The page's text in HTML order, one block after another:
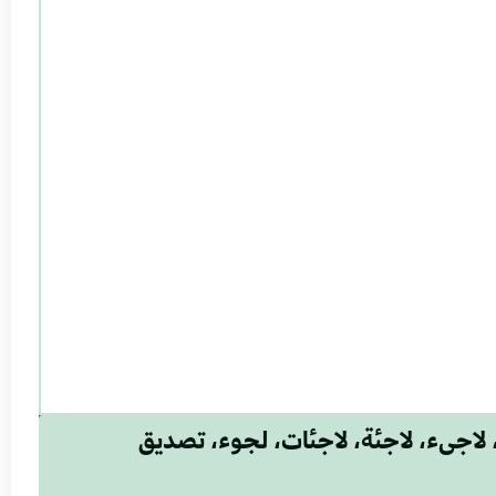
لاجىء، لاجئة، لاجئات، لجوء، تصديق